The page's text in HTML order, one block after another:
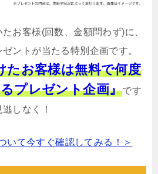
お客様(回数、金額問わず)に、
ントが当たる特別企画です。
たお客様は無料で何度
プレゼント企画』です
しなく！
いて今すぐ確認してみる！＞